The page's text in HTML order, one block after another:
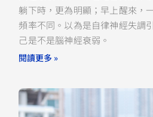
躺下時，更為明顯；早上醒來，
頻率不同。以為是自律神經失調
己是不是腦神經衰弱。
閱讀更多 »